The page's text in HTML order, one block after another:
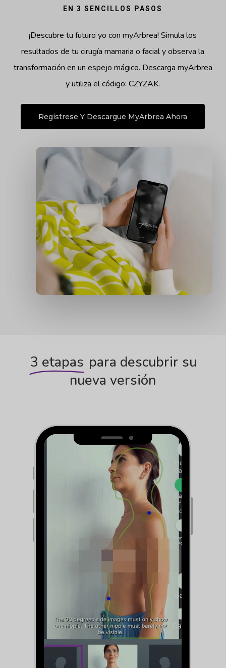
EN 3 SENCILLOS PASOS
¡Descubre tu futuro yo con myArbrea! Simula los
resultados de tu cirugía mamaria o facial y observa la
transformación en un espejo mágico. Descarga myArbrea
y utiliza el código:CZYZAK.
Regístrese Y Descargue MyArbrea Ahora
3 etapas para descubrir su
nueva versión